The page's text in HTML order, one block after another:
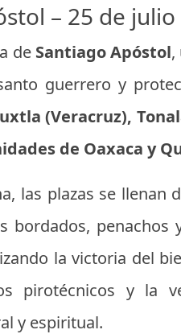
– 25 de julio
de Santiago Apóstol,
guerrero y
(Veracruz),
de Oaxaca y
las plazas se llenan
bordados,
la victoria del
pirotécnicos y la
y espiritual.